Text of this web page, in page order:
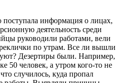
информация о лицах,
деятельность среди
руководили работами, вели
по утрам. Все ли вышли
Дезертиры были. Например,
50 человек, а утром кого-то не
случилось, куда пропал